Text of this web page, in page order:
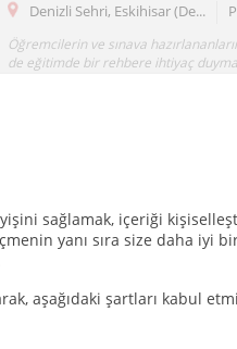
sağlamak, içeriği
yanı sıra size daha iyi
aşağıdaki şartları kabul
Denizli Sehri, Eskihisar (De...
Öğremcilerin ve sınava
de eğitimde bir rehbere ihtiyaç
öğretmenlerin seninle iletişime
Denizli Sehri, Eskihisar (De...